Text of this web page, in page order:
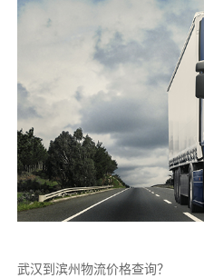
武汉到滨州物流价格查询？